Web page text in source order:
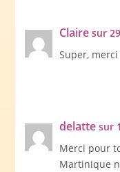
Claire sur
Super,
delatte sur
Merci pour
Martinique